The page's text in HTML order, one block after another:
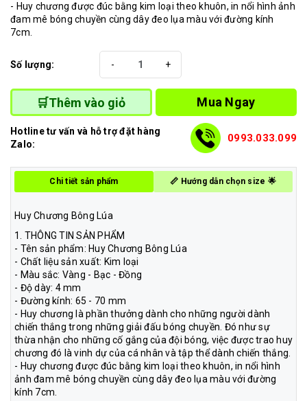
- Huy chương được đúc bằng kim loại theo khuôn, in nổi hình ảnh
đam mê bóng chuyền cùng dây đeo lụa màu với đường kính
7cm.
Số lượng: +
-
🛒Thêm vào giỏ Mua Ngay
Hotline tư vấn và hỗ trợ đặt hàng
Zalo:
0993.033.099
Chi tiết sản phẩm 📏 Hướng dẫn chọn size 🌟
Huy Chương Bông Lúa
1. THÔNG TIN SẢN PHẨM
- Tên sản phẩm: Huy Chương Bông Lúa
- Chất liệu sản xuất: Kim loại
- Màu sắc: Vàng - Bạc - Đồng
- Độ dày: 4 mm
- Đường kính: 65 - 70 mm
- Huy chương là phần thưởng dành cho những người dành
chiến thắng trong những giải đấu bóng chuyền. Đó như sự
thừa nhận cho những cố gắng của đội bóng, việc được trao huy
chương đó là vinh dự của cá nhân và tập thể dành chiến thắng.
- Huy chương được đúc bằng kim loại theo khuôn, in nổi hình
ảnh đam mê bóng chuyền cùng dây đeo lụa màu với đường
kính 7cm.